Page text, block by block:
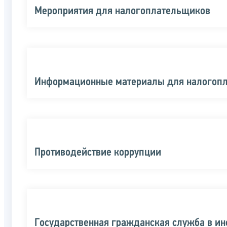
Мероприятия для налогоплательщиков
Информационные материалы для
Противодействие коррупции
Государственная гражданская служба в